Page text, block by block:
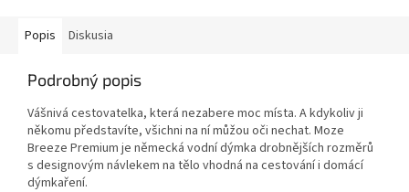
Popis Diskusia
Podrobný popis
Vášnivá cestovatelka, která nezabere moc místa. A kdykoliv ji
někomu představíte, všichni na ní můžou oči nechat. Moze
Breeze Premium je německá vodní dýmka drobnějších rozměrů
s designovým návlekem na tělo vhodná na cestování i domácí
dýmkaření.